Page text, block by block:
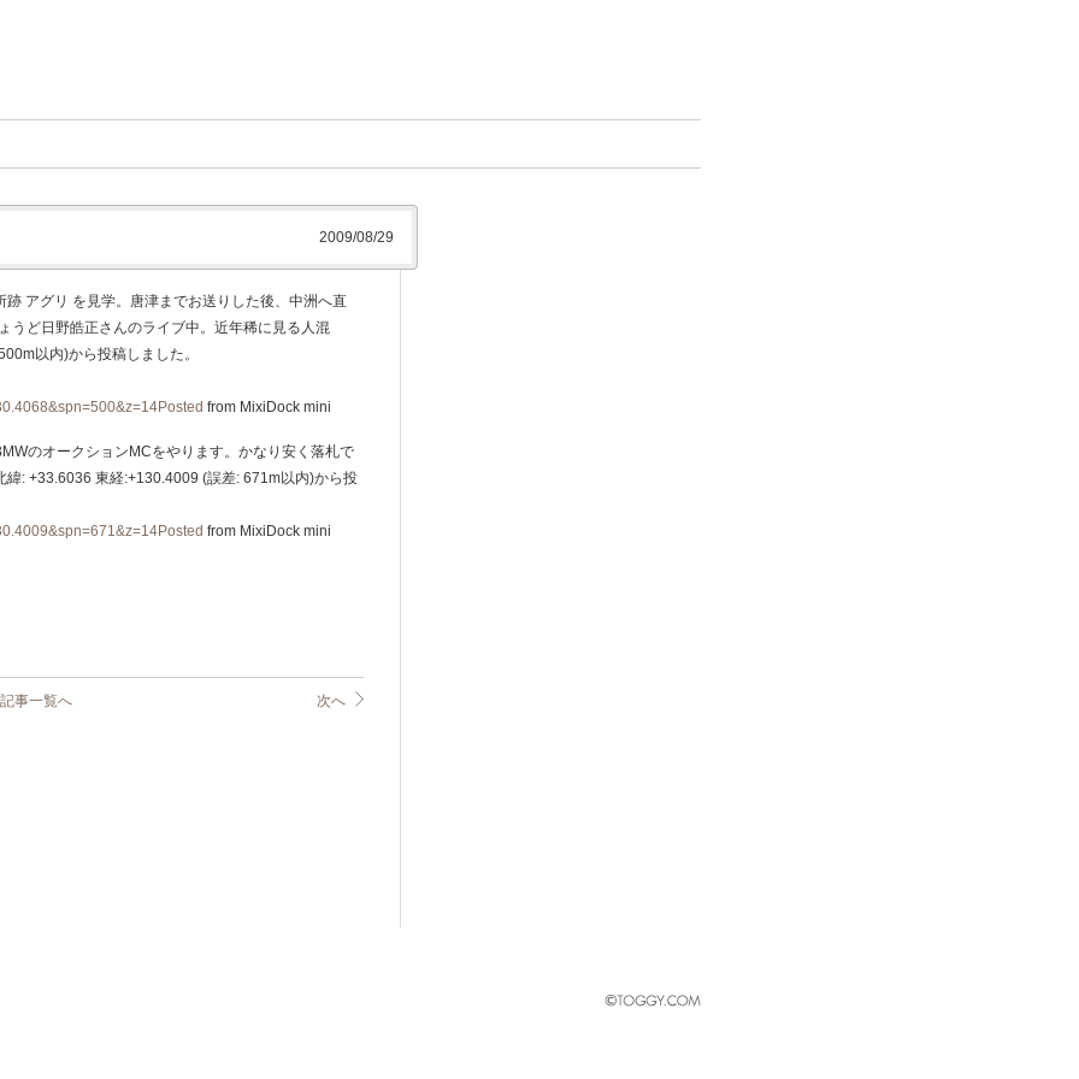
2009/08/29
アグリ を見学。唐津までお送りした後、中洲へ直
うど日野皓正さんのライブ中。近年稀に見る人混
以内)から投稿しました。
from MixiDock mini
のオークションMCをやります。かなり安く落札で
: +33.6036 東経:+130.4009 (誤差: 671m以内)から投
from MixiDock mini
記事一覧へ 次へ